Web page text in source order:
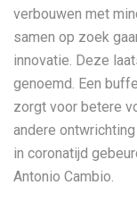
verbouwen met
samen op zoek
innovatie. Deze
genoemd. Een
zorgt voor betere
andere
in coronatijd
Antonio Cambio.